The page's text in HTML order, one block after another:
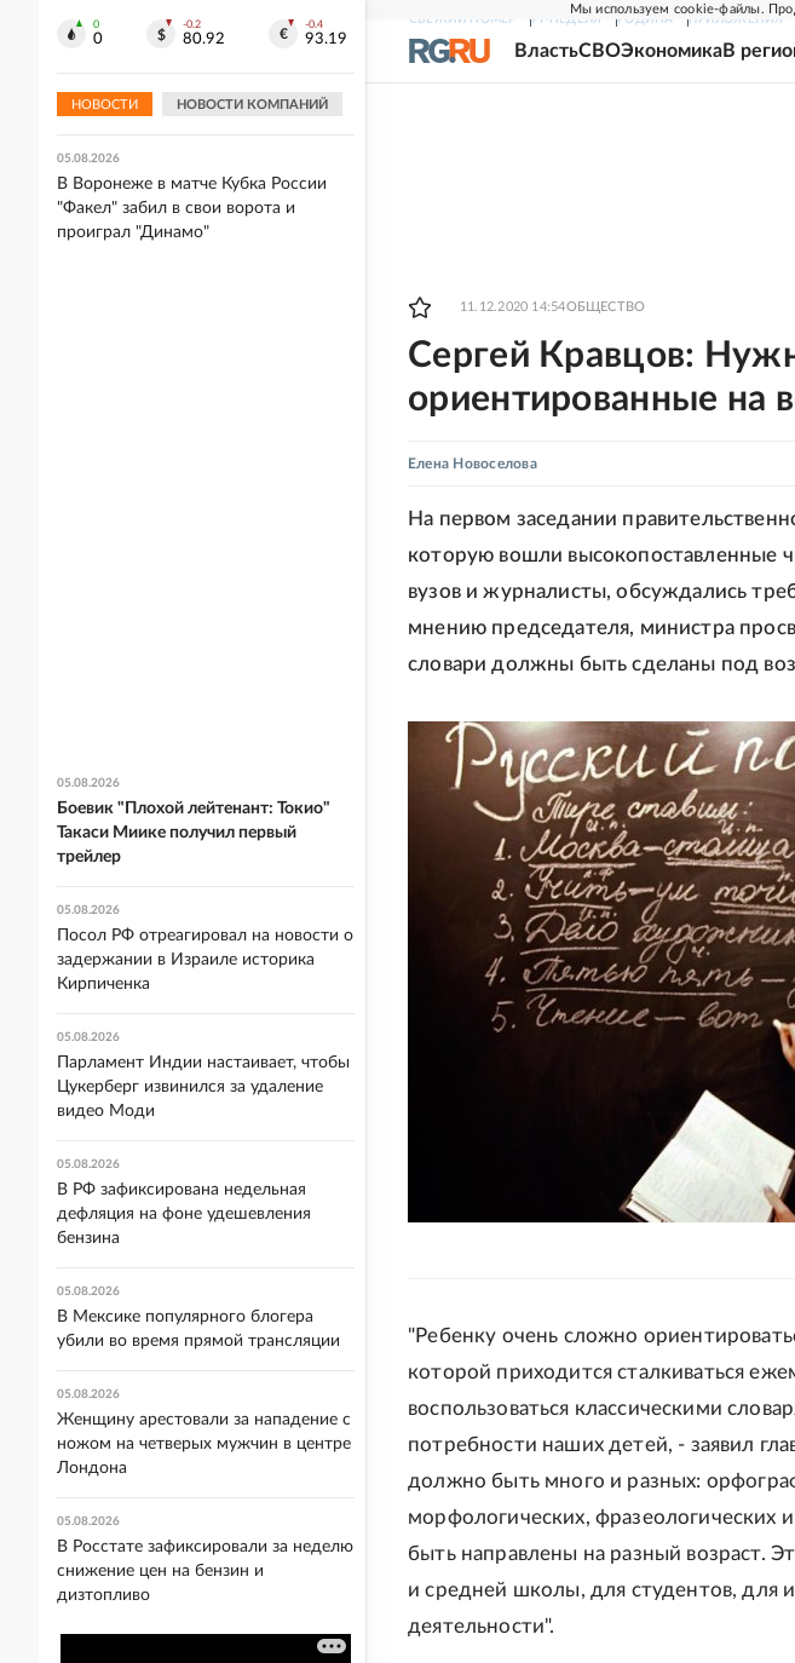
Мы используем cookie-файлы.
СВЕЖИЙ НОМЕР РГ-НЕДЕЛЯ РОДИНА ПРИЛОЖЕНИЯ
ВластьСВОЭкономикаВ
11.12.2020 14:54ОБЩЕСТВО
Сергей Кравцов:
ориентированные на
Елена Новоселова
На первом заседании
которую вошли высокопоставленные
вузов и журналисты, обсуждались
мнению председателя, министра
словари должны быть сделаны под
"Ребенку очень сложно
которой приходится сталкиваться
воспользоваться классическими
потребности наших детей, - заявил
должно быть много и разных:
морфологических, фразеологических
быть направлены на разный возраст.
и средней школы, для студентов, для
деятельности".
0
0
-0.2
80.92
-0.4
93.19
НОВОСТИ НОВОСТИ КОМПАНИЙ
05.08.2026
Воронеже
05.08.2026
В Воронеже в матче Кубка России
"Факел" забил в свои ворота и
проиграл "Динамо"
05.08.2026
Боевик "Плохой лейтенант: Токио"
Такаси Миике получил первый
трейлер
05.08.2026
Посол РФ отреагировал на новости о
задержании в Израиле историка
Кирпиченка
05.08.2026
Парламент Индии настаивает, чтобы
Цукерберг извинился за удаление
видео Моди
05.08.2026
В РФ зафиксирована недельная
дефляция на фоне удешевления
бензина
05.08.2026
В Мексике популярного блогера
убили во время прямой трансляции
05.08.2026
Женщину арестовали за нападение с
ножом на четверых мужчин в центре
Лондона
05.08.2026
В Росстате зафиксировали за неделю
снижение цен на бензин и
дизтопливо